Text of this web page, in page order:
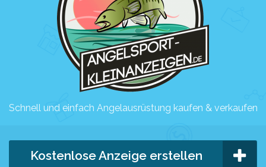
Schnell und einfach Angelausrüstung kaufen & verkaufen
Kostenlose Anzeige erstellen